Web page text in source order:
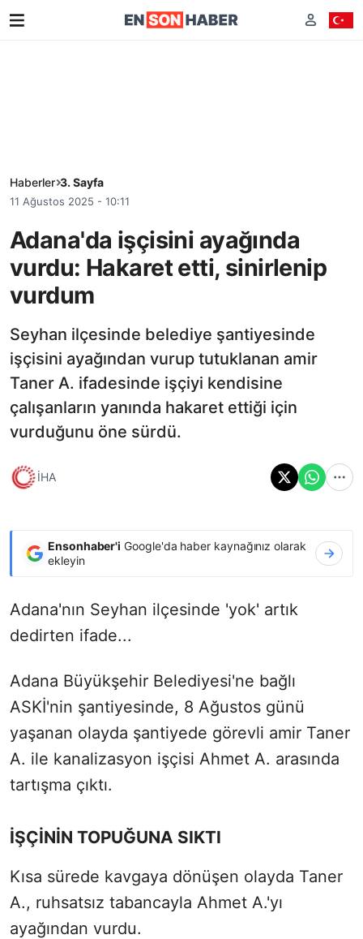
Haberler 3. Sayfa
11 Ağustos 2025 - 10:11
Adana'da işçisini ayağında
vurdu: Hakaret etti, sinirlenip
vurdum
Seyhan ilçesinde belediye şantiyesinde
işçisini ayağından vurup tutuklanan amir
Taner A. ifadesinde işçiyi kendisine
çalışanların yanında hakaret ettiği için
vurduğunu öne sürdü.
İHA
Ensonhaber'i Google'da haber kaynağınız olarak
ekleyin
Adana'nın Seyhan ilçesinde 'yok' artık
dedirten ifade...
Adana Büyükşehir Belediyesi'ne bağlı
ASKİ'nin şantiyesinde, 8 Ağustos günü
yaşanan olayda şantiyede görevli amir Taner
A. ile kanalizasyon işçisi Ahmet A. arasında
tartışma çıktı.
İŞÇİNİN TOPUĞUNA SIKTI
Kısa sürede kavgaya dönüşen olayda Taner
A., ruhsatsız tabancayla Ahmet A.'yı
ayağından vurdu.